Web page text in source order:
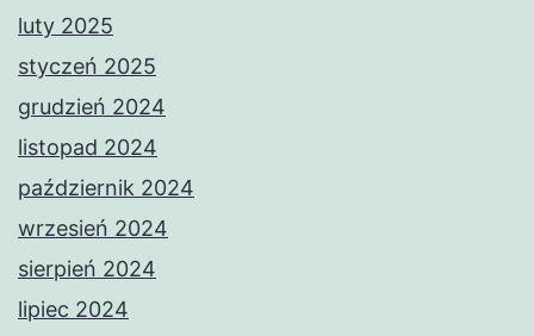
luty 2025
styczeń 2025
grudzień 2024
listopad 2024
październik 2024
wrzesień 2024
sierpień 2024
lipiec 2024